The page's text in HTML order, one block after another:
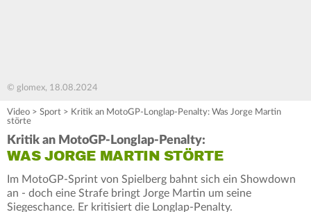
© glomex, 18.08.2024
Video > Sport > Kritik an MotoGP-Longlap-Penalty: Was Jorge Martin
störte
Kritik an MotoGP-Longlap-Penalty:
WAS JORGE MARTIN STÖRTE
Im MotoGP-Sprint von Spielberg bahnt sich ein Showdown
an - doch eine Strafe bringt Jorge Martin um seine
Siegeschance. Er kritisiert die Longlap-Penalty.